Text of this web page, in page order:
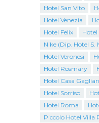
Hotel San Vito
Hotel Venezia
Hotel Felix
Nike (Dip. Hotel S.
Hotel Veronesi
Hotel Rosmary
Hotel Casa
Hotel Sorriso
Hotel Roma
Piccolo Hotel Villa